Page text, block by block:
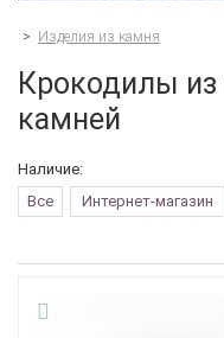
> Изделия из камня
Крокодилы
камней
Наличие:
Все
Интернет-магазин